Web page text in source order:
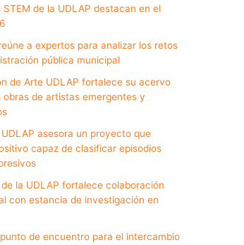
STEM de la UDLAP destacan en el
a expertos para analizar los retos
pública municipal
de Arte UDLAP fortalece su acervo
obras de artistas emergentes y
asesora un proyecto que
capaz de clasificar episodios
la UDLAP fortalece colaboración
con estancia de investigación en
de encuentro para el intercambio